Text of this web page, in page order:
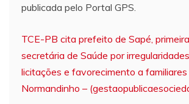
publicada pelo Portal GPS.
TCE-PB cita prefeito de Sapé,
secretária de Saúde por
licitações e favorecimento a familiares
Normandinho –